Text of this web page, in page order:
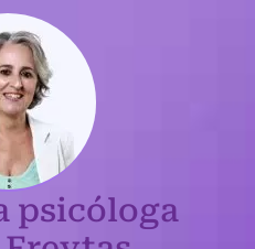
psicóloga